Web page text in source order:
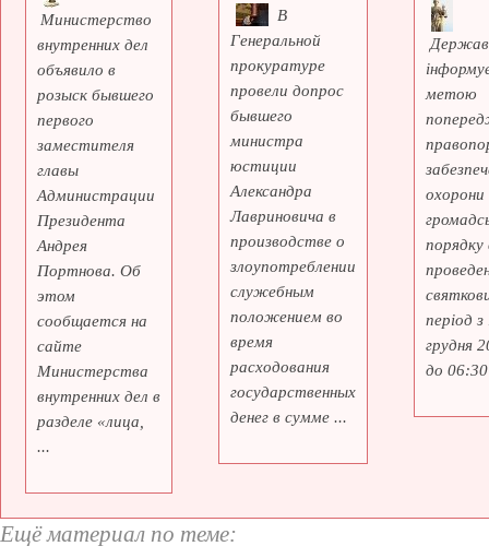
Министерство
внутренних дел
объявило в
розыск бывшего
первого
заместителя
главы
Администрации
Президента
Андрея
Портнова. Об
этом
сообщается на
сайте
Министерства
внутренних дел в
разделе «лица,
...
В
Генеральной
прокуратуре
провели допрос
бывшего
министра
юстиции
Александра
Лавриновича в
производстве о
злоупотреблении
служебным
положением во
время
расходования
государственных
денег в сумме ...
метою
охорони
порядку
період
грудня
до
Ещё материал по теме: